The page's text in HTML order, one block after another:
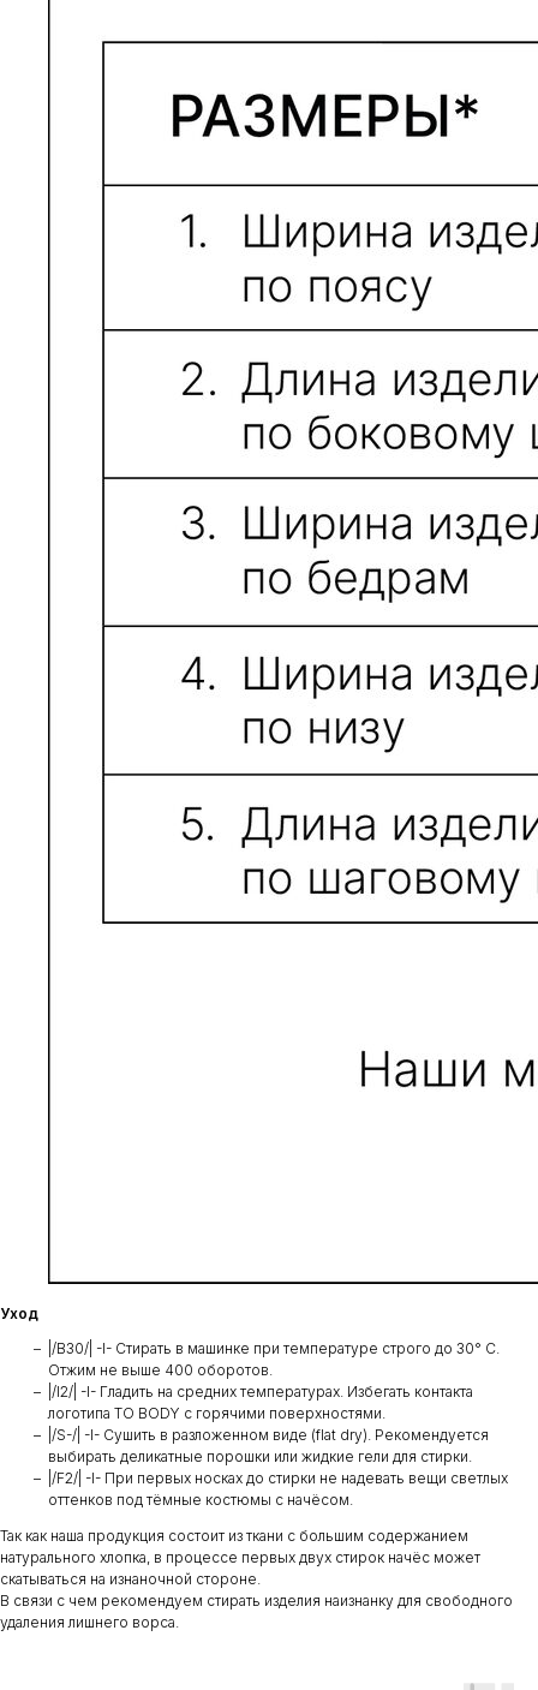
Уход
|/B30/| -I- Стирать в машинке при температуре строго до 30° C.
Отжим не выше 400 оборотов.
|/I2/| -I- Гладить на средних температурах. Избегать контакта
логотипа TO BODY с горячими поверхностями.
|/S-/| -I- Сушить в разложенном виде (flat dry). Рекомендуется
выбирать деликатные порошки или жидкие гели для стирки.
|/F2/| -I- При первых носках до стирки не надевать вещи светлых
оттенков под тёмные костюмы с начёсом.
Так как наша продукция состоит из ткани с большим содержанием
натурального хлопка, в процессе первых двух стирок начёс может
скатываться на изнаночной стороне.
В связи с чем рекомендуем стирать изделия наизнанку для свободного
удаления лишнего ворса.